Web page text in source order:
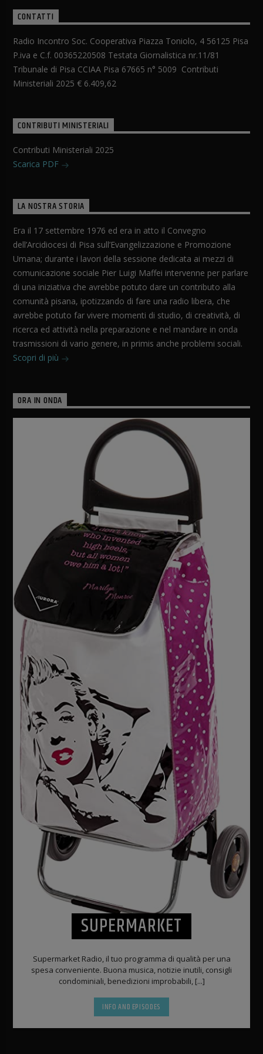
CONTATTI
Radio Incontro Soc. Cooperativa Piazza Toniolo, 4 56125 Pisa
P.iva e C.f. 00365220508 Testata Giornalistica nr.11/81
Tribunale di Pisa CCIAA Pisa 67665 n° 5009 Contributi
Ministeriali 2025 € 6.409,62
CONTRIBUTI MINISTERIALI
Contributi Ministeriali 2025
Scarica PDF
LA NOSTRA STORIA
Era il 17 settembre 1976 ed era in atto il Convegno
dell’Arcidiocesi di Pisa sull’Evangelizzazione e Promozione
Umana; durante i lavori della sessione dedicata ai mezzi di
comunicazione sociale Pier Luigi Maffei intervenne per parlare
di una iniziativa che avrebbe potuto dare un contributo alla
comunità pisana, ipotizzando di fare una radio libera, che
avrebbe potuto far vivere momenti di studio, di creatività, di
ricerca ed attività nella preparazione e nel mandare in onda
trasmissioni di vario genere, in primis anche problemi sociali.
Scopri di più
ORA IN ONDA
SUPERMARKET
Supermarket Radio, il tuo programma di qualità per una
spesa conveniente. Buona musica, notizie inutili, consigli
condominiali, benedizioni improbabili, [...]
INFO AND EPISODES